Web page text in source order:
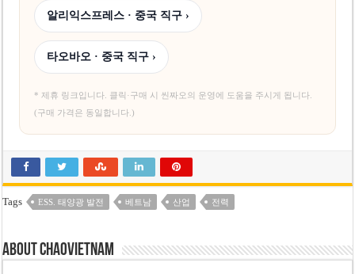
알리익스프레스 · 중국 직구 ›
타오바오 · 중국 직구 ›
* 제휴 링크입니다. 클릭·구매 시 씬짜오의 운영에 도움을 주시게 됩니다.
(구매 가격은 동일합니다.)
Tags ESS. 태양광 발전 베트남 산업 전력
About chaovietnam